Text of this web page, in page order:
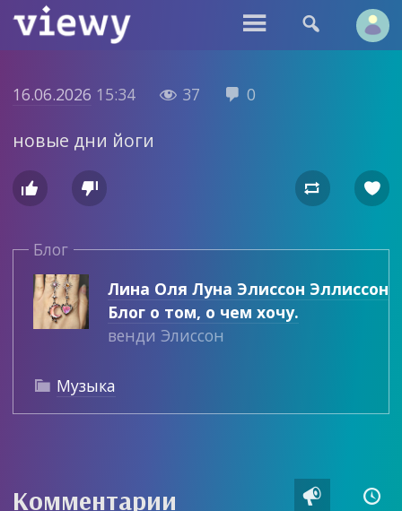
 
16.06.2026 15:34  37  0
новые дни йоги
   
Блог
Лина Оля Луна Элиссон Эллиссон
Блог о том, о чем хочу.
венди Элиссон
 Музыка
Комментарии  